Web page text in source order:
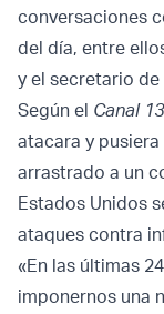
conversaciones
del día, entre
y el secretario de
Según el Canal 13
atacara y
arrastrado a un
Estados Unidos
ataques contra
«En las últimas
imponernos una